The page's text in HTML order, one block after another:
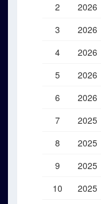
2
2026
3
2026
4
2026
5
2026
6
2026
7
2025
8
2025
9
2025
10
2025